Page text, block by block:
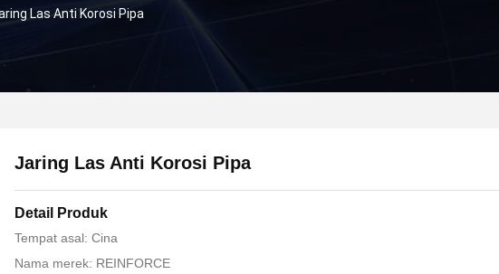
Las Anti Korosi Pipa
Jaring Las Anti Korosi Pipa
Detail Produk
Tempat asal: Cina
Nama merek: REINFORCE